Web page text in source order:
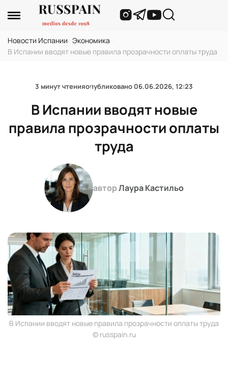
Новости Испании Экономика
В Испании вводят новые правила прозрачности оплаты труда
3 минут чтенияопубликовано 06.06.2026, 12:23
В Испании вводят новые
правила прозрачности оплаты
труда
авторЛаура Кастильо
В Испании вводят новые правила прозрачности оплаты труда
© russpain.ru